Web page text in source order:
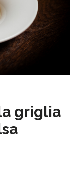
griglia